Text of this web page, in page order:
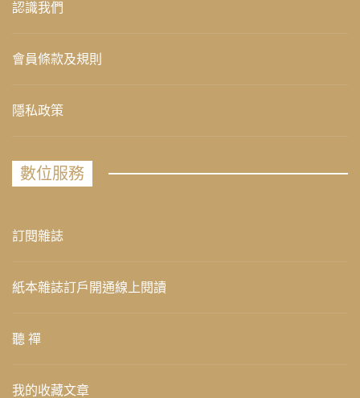
認識我們
會員條款及規則
隱私政策
數位服務
訂閱雜誌
紙本雜誌訂戶開通線上閱讀
聽 禪
我的收藏文章